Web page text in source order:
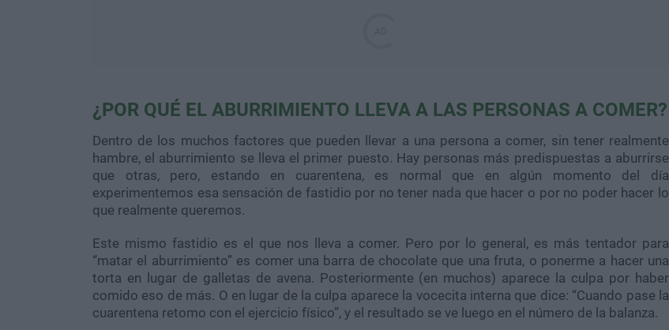
¿POR QUÉ EL ABURRIMIENTO LLEVA A LAS PERSONAS A COMER?
Dentro de los muchos factores que pueden llevar a una persona a comer, sin tener realmente
hambre, el aburrimiento se lleva el primer puesto. Hay personas más predispuestas a aburrirse
que otras, pero, estando en cuarentena, es normal que en algún momento del día
experimentemos esa sensación de fastidio por no tener nada que hacer o por no poder hacer lo
que realmente queremos.
Este mismo fastidio es el que nos lleva a comer. Pero por lo general, es más tentador para
“matar el aburrimiento” es comer una barra de chocolate que una fruta, o ponerme a hacer una
torta en lugar de galletas de avena. Posteriormente (en muchos) aparece la culpa por haber
comido eso de más. O en lugar de la culpa aparece la vocecita interna que dice: “Cuando pase la
cuarentena retomo con el ejercicio físico”, y el resultado se ve luego en el número de la balanza.